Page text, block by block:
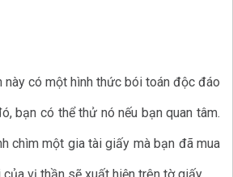
này có một hình thức bói toán độc đáo
bạn có thể thử nó nếu bạn quan tâm.
chìm một gia tài giấy mà bạn đã mua